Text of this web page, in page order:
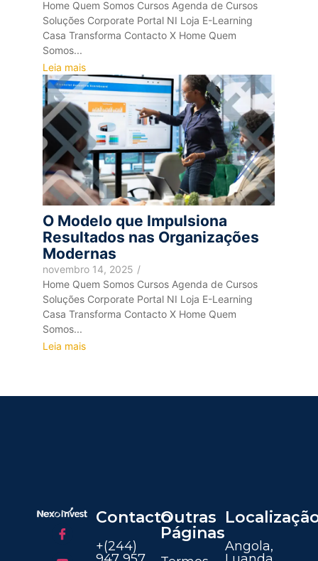
Home Quem Somos Cursos Agenda de Cursos
Soluções Corporate Portal NI Loja E-Learning
Casa Transforma Contacto X Home Quem
Somos...
Leia mais
O Modelo que Impulsiona
Resultados nas Organizações
Modernas
novembro 14, 2025 /
Home Quem Somos Cursos Agenda de Cursos
Soluções Corporate Portal NI Loja E-Learning
Casa Transforma Contacto X Home Quem
Somos...
Leia mais
Contacto
+(244)
Outras
Páginas
Angola,